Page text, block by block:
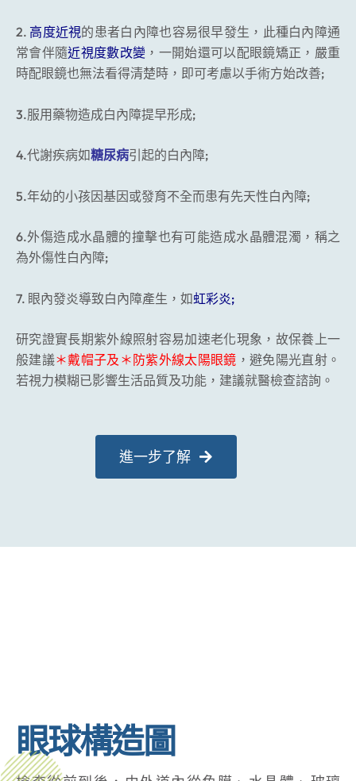
2. 高度近視的患者白內障也容易很早發生，此種白內障通
常會伴隨近視度數改變 ，一開始還可以配眼鏡矯正，嚴重
時配眼鏡也無法看得清楚時，即可考慮以手術方始改善;
3.服用藥物造成白內障提早形成;
4.代謝疾病如糖尿病引起的白內障;
5.年幼的小孩因基因或發育不全而患有先天性白內障;
6.外傷造成水晶體的撞擊也有可能造成水晶體混濁，稱之
為外傷性白內障;
7. 眼內發炎導致白內障產生，如虹彩炎;
研究證實長期紫外線照射容易加速老化現象，故保養上一
般建議＊戴帽子及＊防紫外線太陽眼鏡 ，避免陽光直射。
若視力模糊已影響生活品質及功能，建議就醫檢查諮詢。
進一步了解